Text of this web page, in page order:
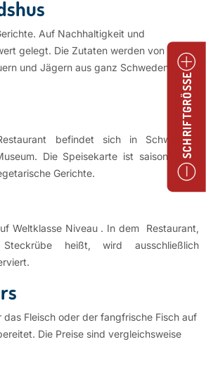
Auf Nachhaltigkeit und
gelegt. Die Zutaten werden von
und Jägern aus ganz Schweden
befindet sich in Schwedens
Die Speisekarte ist saisonal und
Gerichte.
Weltklasse Niveau . In dem Restaurant,
heißt, wird ausschließlich
Fleisch oder der fangfrische Fisch auf
Die Preise sind vergleichsweise
SCHRIFTGRÖSSE